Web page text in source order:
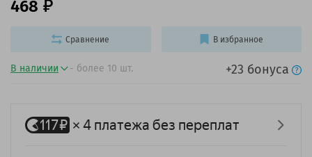
В наличии - более 10 шт. +23 бонуса
468
Сравнение В избранное